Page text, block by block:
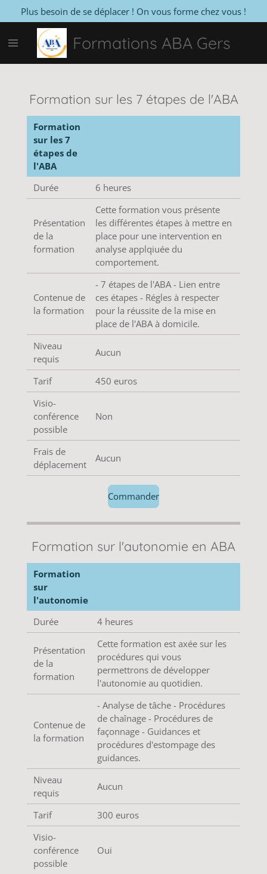
Passer
au
contenu
principal
Formations ABA Gers
Plus besoin de se déplacer ! On vous forme chez vous !
Formation sur les 7 étapes de l'ABA
Formation
sur les 7
étapes de
l'ABA
Durée
6 heures
Présentation
de la
formation
Cette formation vous présente
les différentes étapes à mettre en
place pour une intervention en
analyse applqiuée du
comportement.
Contenue de
la formation
- 7 étapes de l'ABA - Lien entre
ces étapes - Régles à respecter
pour la réussite de la mise en
place de l'ABA à domicile.
Niveau
requis
Aucun
Tarif
450 euros
Visio-
conférence
possible
Non
Frais de
déplacement
Aucun
Commander
Formation sur l'autonomie en ABA
Formation
sur
l'autonomie
Durée
4 heures
Présentation
de la
formation
Cette formation est axée sur les
procédures qui vous
permettrons de développer
l'autonomie au quotidien.
Contenue de
la formation
- Analyse de tâche - Procédures
de chaînage - Procédures de
façonnage - Guidances et
procédures d'estompage des
guidances.
Niveau
requis
Aucun
Tarif
300 euros
Visio-
conférence
possible
Oui